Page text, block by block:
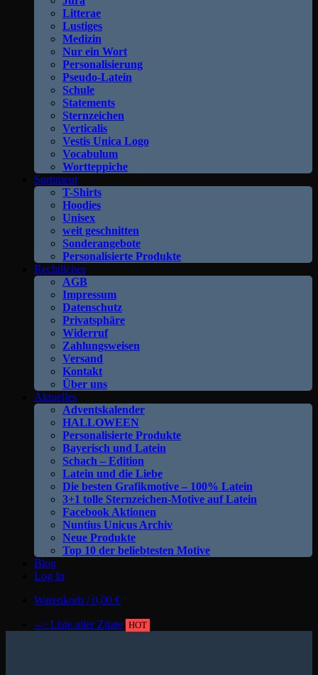
Litterae
Lustiges
Medizin
Nur ein Wort
Personalisierung
Pseudo-Latein
Schule
Statements
Sternzeichen
Verticalis
Vestis Unica Logo
Vocabulum
Wortteppiche
Sortiment
T-Shirts
Hoodies
Unisex
weit geschnitten
Sonderangebote
Personalisierte Produkte
Rechtliches
AGB
Impressum
Datenschutz
Privatsphäre
Widerruf
Zahlungsweisen
Versand
Kontakt
Über uns
Aktuelles
Adventskalender
HALLOWEEN
Personalisierte Produkte
Bayerisch und Latein
Schach – Edition
Latein und die Liebe
Die besten Grafikmotive – 100% Latein
3+1 tolle Sternzeichen-Motive auf Latein
Facebook Aktionen
Nuntius Unicus Archiv
Neue Produkte
Top 10 der beliebtesten Motive
Blog
Log In
Warenkorb /0,00 €
--> Liste aller Zitate HOT